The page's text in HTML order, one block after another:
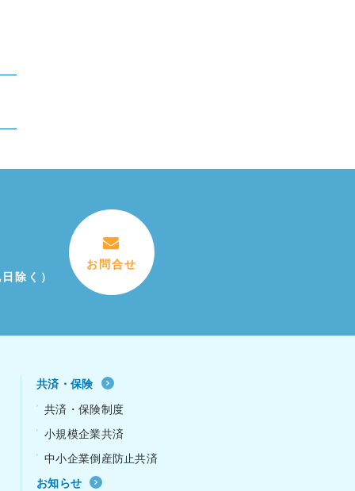
除く）
お問合せ
共済・保険
共済・保険制度
小規模企業共済
中小企業倒産防止共済
お知らせ